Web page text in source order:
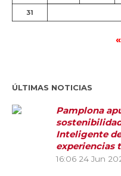
31
ÚLTIMAS NOTICIAS
Pamplona
Inteligente
experiencias
16:06 24 Jun